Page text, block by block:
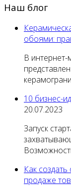
Наш блог
обоями:
В интернет-
10 бизнес-
20.07.2023
Запуск
Как
продаже